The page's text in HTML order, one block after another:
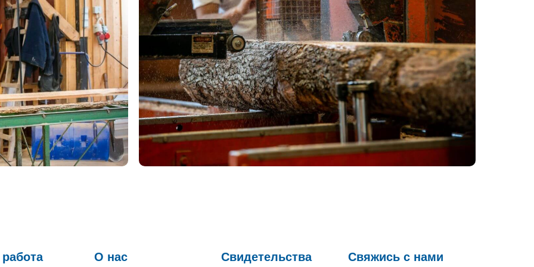
О нас Свидетельства Свяжись с нами